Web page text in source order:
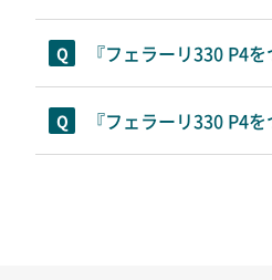
『フェラーリ330 P4
『フェラーリ330 P4